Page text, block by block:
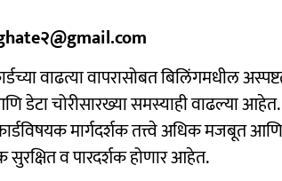
वाढत्या वापरासोबत बिलिंगमधील
डेटा चोरीसारख्या समस्याही वाढल्या आहेत.
मार्गदर्शक तत्त्वे अधिक मजबूत
सुरक्षित व पारदर्शक होणार आहेत.